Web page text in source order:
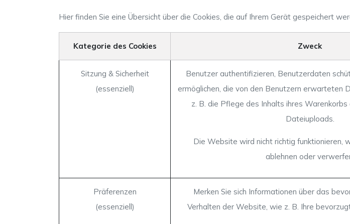
Hier finden Sie eine Übersicht über die Cookies, die auf Ihrem Gerät gespeichert
Kategorie des Cookies Zweck
Sitzung & Sicherheit
(essenziell)
Benutzer authentifizieren, Benutzerdaten
ermöglichen, die von den Benutzern erwarteten
z. B. die Pflege des Inhalts ihres
Dateiuploads.
Die Website wird nicht richtig funktionieren,
ablehnen oder
Präferenzen
(essenziell)
Merken Sie sich Informationen über das
Verhalten der Website, wie z. B. Ihre